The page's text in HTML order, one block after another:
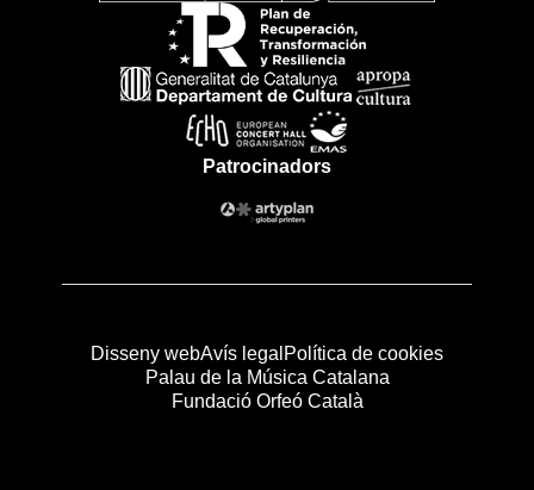
Patrocinadors
Disseny webAvís legal Política de cookies
Palau de la Música Catalana
Fundació Orfeó Català